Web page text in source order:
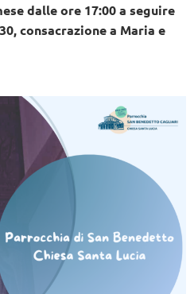
dalle ore 17:00 a seguire
consacrazione a Maria e